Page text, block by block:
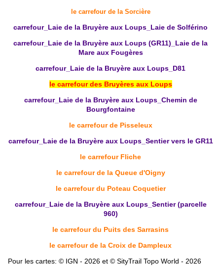
le carrefour de la Sorcière
carrefour_Laie de la Bruyère aux Loups_Laie de Solférino
carrefour_Laie de la Bruyère aux Loups (GR11)_Laie de la
Mare aux Fougères
carrefour_Laie de la Bruyère aux Loups_D81
le carrefour des Bruyères aux Loups
carrefour_Laie de la Bruyère aux Loups_Chemin de
Bourgfontaine
le carrefour de Pisseleux
carrefour_Laie de la Bruyère aux Loups_Sentier vers le GR11
le carrefour Fliche
le carrefour de la Queue d'Oigny
le carrefour du Poteau Coquetier
carrefour_Laie de la Bruyère aux Loups_Sentier (parcelle
960)
le carrefour du Puits des Sarrasins
le carrefour de la Croix de Dampleux
Pour les cartes: © IGN - 2026 et © SityTrail Topo World - 2026